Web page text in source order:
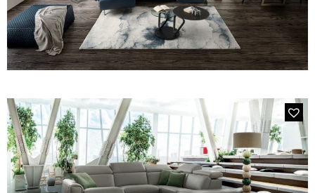
MODÈLE 205E CABRIO
Canapé bleu avec chaise longue